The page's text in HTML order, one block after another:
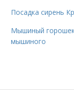
Посадка сирень
Мышиный горошек
мышиного